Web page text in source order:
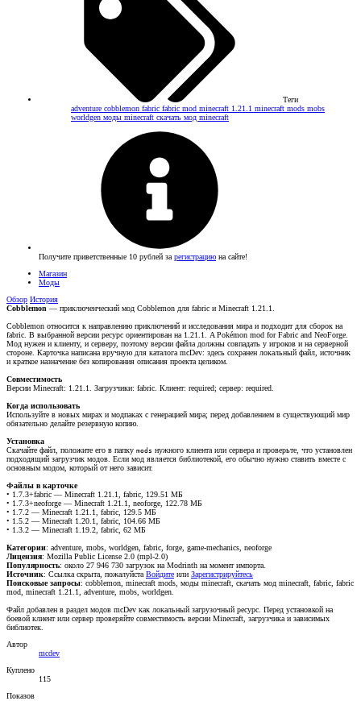
Теги
adventure cobblemon fabric fabric mod minecraft 1.21.1 minecraft mods mobs
worldgen моды minecraft скачать мод minecraft
Получите приветственные 10 рублей за регистрацию на сайте!
Магазин
Моды
Обзор История
Cobblemon — приключенческий мод Cobblemon для fabric и Minecraft 1.21.1.
Cobblemon относится к направлению приключений и исследования мира и подходит для сборок на
fabric. В выбранной версии ресурс ориентирован на 1.21.1. A Pokémon mod for Fabric and NeoForge.
Мод нужен и клиенту, и серверу, поэтому версии файла должны совпадать у игроков и на серверной
стороне. Карточка написана вручную для каталога mcDev: здесь сохранен локальный файл, источник
и краткое назначение без копирования описания проекта целиком.
Совместимость
Версии Minecraft: 1.21.1. Загрузчики: fabric. Клиент: required; сервер: required.
Когда использовать
Используйте в новых мирах и модпаках с генерацией мира; перед добавлением в существующий мир
обязательно делайте резервную копию.
Установка
Скачайте файл, положите его в папку mods нужного клиента или сервера и проверьте, что установлен
подходящий загрузчик модов. Если мод является библиотекой, его обычно нужно ставить вместе с
основным модом, который от него зависит.
Файлы в карточке
• 1.7.3+fabric — Minecraft 1.21.1, fabric, 129.51 МБ
• 1.7.3+neoforge — Minecraft 1.21.1, neoforge, 122.78 МБ
• 1.7.2 — Minecraft 1.21.1, fabric, 129.5 МБ
• 1.5.2 — Minecraft 1.20.1, fabric, 104.66 МБ
• 1.3.2 — Minecraft 1.19.2, fabric, 62 МБ
Категории: adventure, mobs, worldgen, fabric, forge, game-mechanics, neoforge
Лицензия: Mozilla Public License 2.0 (mpl-2.0)
Популярность: около 27 946 730 загрузок на Modrinth на момент импорта.
Источник: Ссылка скрыта, пожалуйста Войдите или Зарегистрируйтесь
Поисковые запросы: cobblemon, minecraft mods, моды minecraft, скачать мод minecraft, fabric, fabric
mod, minecraft 1.21.1, adventure, mobs, worldgen.
Файл добавлен в раздел модов mcDev как локальный загрузочный ресурс. Перед установкой на
боевой клиент или сервер проверяйте совместимость версии Minecraft, загрузчика и зависимых
библиотек.
Автор
mcdev
Куплено
115
Показов